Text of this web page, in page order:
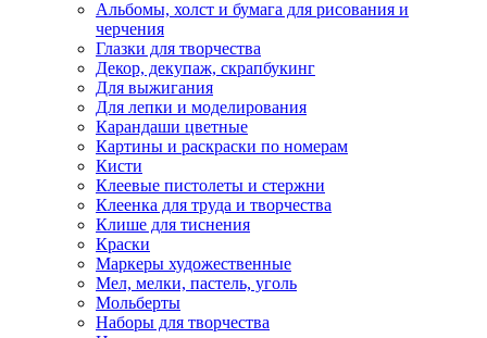
Альбомы, холст и бумага для рисования и
черчения
Глазки для творчества
Декор, декупаж, скрапбукинг
Для выжигания
Для лепки и моделирования
Карандаши цветные
Картины и раскраски по номерам
Кисти
Клеевые пистолеты и стержни
Клеенка для труда и творчества
Клише для тиснения
Краски
Маркеры художественные
Мел, мелки, пастель, уголь
Мольберты
Наборы для творчества